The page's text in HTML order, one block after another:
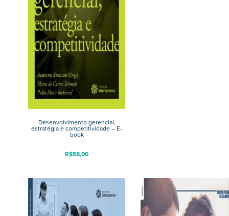
Desenvolvimento gerencial,
estratégia e competitividade – E-
book
R$58,00